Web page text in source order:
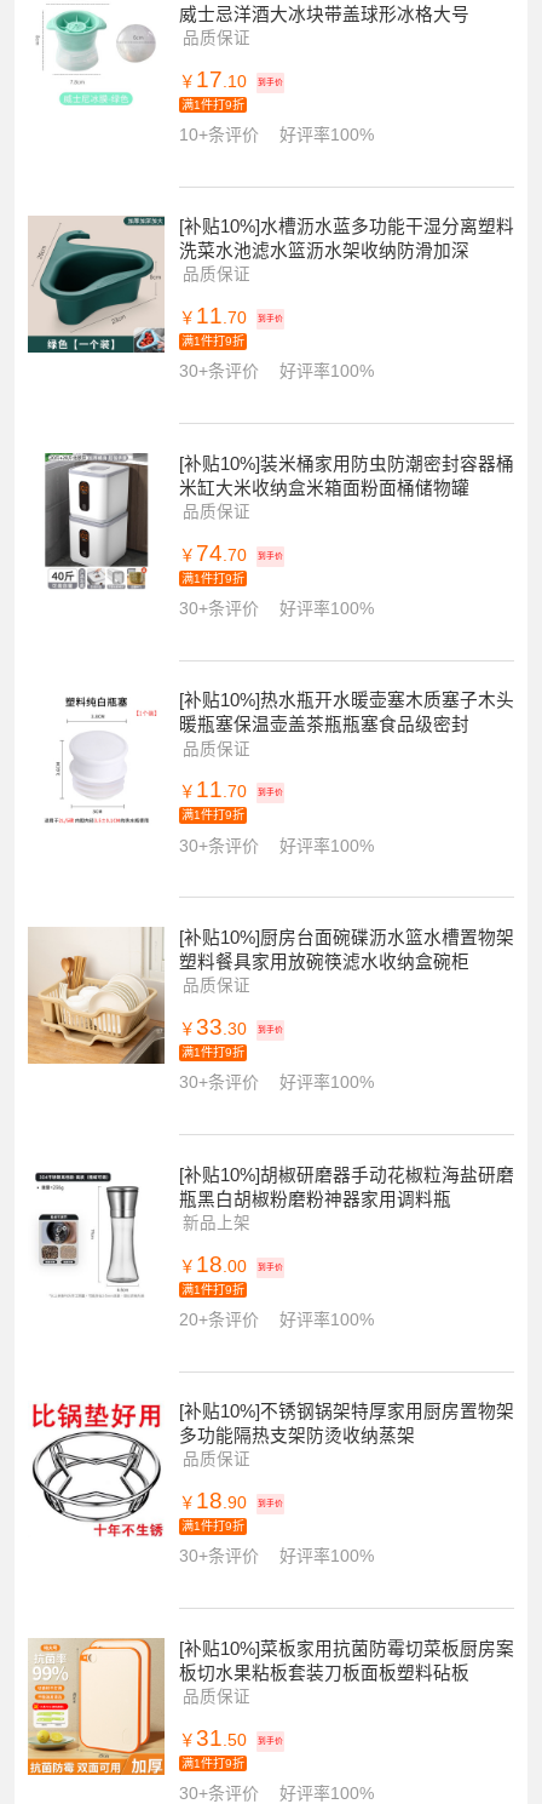
威士忌洋酒大冰块带盖球形冰格大号
品质保证
￥ 17 .10 到手价
满1件打9折
10+条评价 好评率100%
[补贴10%]水槽沥水蓝多功能干湿分离塑料
洗菜水池滤水篮沥水架收纳防滑加深
品质保证
￥ 11.70 到手价
满1件打9折
30+条评价 好评率100%
[补贴10%]装米桶家用防虫防潮密封容器桶
米缸大米收纳盒米箱面粉面桶储物罐
品质保证
￥ 74 .70 到手价
满1件打9折
30+条评价 好评率100%
[补贴10%]热水瓶开水暖壶塞木质塞子木头
暖瓶塞保温壶盖茶瓶瓶塞食品级密封
品质保证
￥ 11.70 到手价
满1件打9折
30+条评价 好评率100%
[补贴10%]厨房台面碗碟沥水篮水槽置物架
塑料餐具家用放碗筷滤水收纳盒碗柜
品质保证
￥ 33.30 到手价
满1件打9折
30+条评价 好评率100%
[补贴10%]胡椒研磨器手动花椒粒海盐研磨
瓶黑白胡椒粉磨粉神器家用调料瓶
新品上架
￥ 18 .00 到手价
满1件打9折
20+条评价 好评率100%
[补贴10%]不锈钢锅架特厚家用厨房置物架
多功能隔热支架防烫收纳蒸架
品质保证
￥ 18.90 到手价
满1件打9折
30+条评价 好评率100%
[补贴10%]菜板家用抗菌防霉切菜板厨房案
板切水果粘板套装刀板面板塑料砧板
品质保证
￥ 31 .50 到手价
满1件打9折
30+条评价 好评率100%